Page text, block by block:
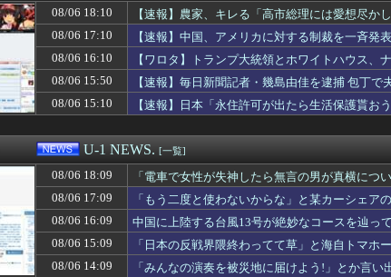
【速報】中国、アメリカに対する制裁を一斉発表
「もう二度と使わないからな」と某カーシェアの広告を信じ
高市首相「日銀は国債を買い入れろ」←また円安が進行するや
【高市首相】「私が総裁かどうかとは分けて」 消費減税「2
24歳無職女、中学の同級生だった男性にストーカーして逮捕
【学力調査】動画・SNSの時間長いほど低い正答率 端末活用
偽警察官「お前を家宅捜索する！自宅に現金があると逮捕さ
兵庫・斎藤知事、超有能だった・・・「県の海外事務所はす
株式投資、若年男性の自信喪失の原因に-6割超が「人生の敗者
英語聞き取れなさすぎワロタｗｗ
【速報】毎日新聞のベテラン記者を逮捕 包丁で夫を脅した
【悲報】かもしれない運転、限界突破…ガキミサイルにネッ
韓国の飲食店で「こぼれたビールを再提供？」…衝撃映像が
【外国人公務員】三重県、ぱよくマスコミの総攻撃に屈せず
底辺高校出身だけど勉強しまくって上位大学に進学した結果w
母がUFOを見たって言ってきたんだが…
08/06 18:10
【速報】農家、キレる「高市総理には愛想尽
騰
08/06 17:10
【速報】中国、アメリカに対する制裁を一斉発表
08/06 16:10
【ワロタ】トランプ大統領とホワイトハウス
が必要」
08/06 15:50
【速報】毎日新聞記者・幾島由佳を逮捕 包丁で
08/06 15:10
【速報】日本「永住許可が出たら生活保護貰お
U-1 NEWS. [一覧]
08/06 18:09
「電車で女性が失神したら無言の男が真横につ
と追加主張するも……
08/06 17:09
「もう二度と使わないからな」と某カーシェ
看板が…
08/06 16:09
中国に上陸する台風13号が絶妙なコースを辿
08/06 15:09
「日本の反戦界隈終わってて草」と海自トマ
果……
08/06 14:09
「みんなの演奏を被災地に届けよう!」とか言